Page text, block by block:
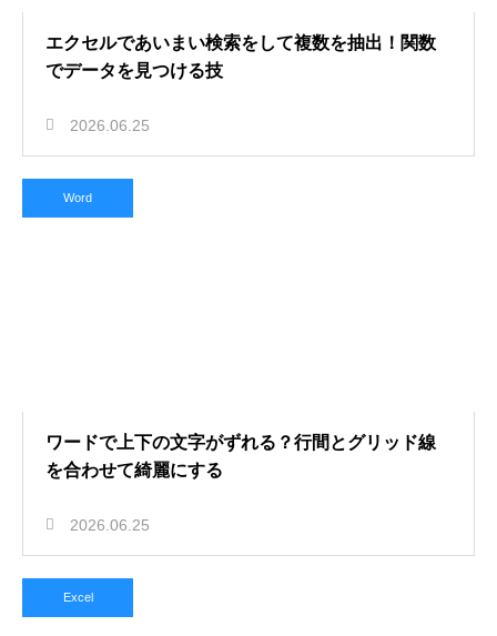
エクセルであいまい検索をして複数を抽出！関数
でデータを見つける技
2026.06.25
Word
ワードで上下の文字がずれる？行間とグリッド線
を合わせて綺麗にする
2026.06.25
Excel